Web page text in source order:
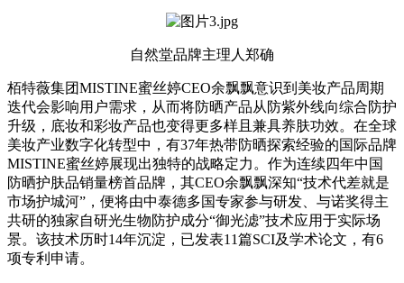
自然堂品牌主理人郑确
栢特薇集团MISTINE蜜丝婷CEO余飘飘意识到美妆产品周期
迭代会影响用户需求，从而将防晒产品从防紫外线向综合防护
升级，底妆和彩妆产品也变得更多样且兼具养肤功效。在全球
美妆产业数字化转型中，有37年热带防晒探索经验的国际品牌
MISTINE蜜丝婷展现出独特的战略定力。作为连续四年中国
防晒护肤品销量榜首品牌，其CEO余飘飘深知“技术代差就是
市场护城河”，便将由中泰德多国专家参与研发、与诺奖得主
共研的独家自研光生物防护成分“御光滤”技术应用于实际场
景。该技术历时14年沉淀，已发表11篇SCI及学术论文，有6
项专利申请。